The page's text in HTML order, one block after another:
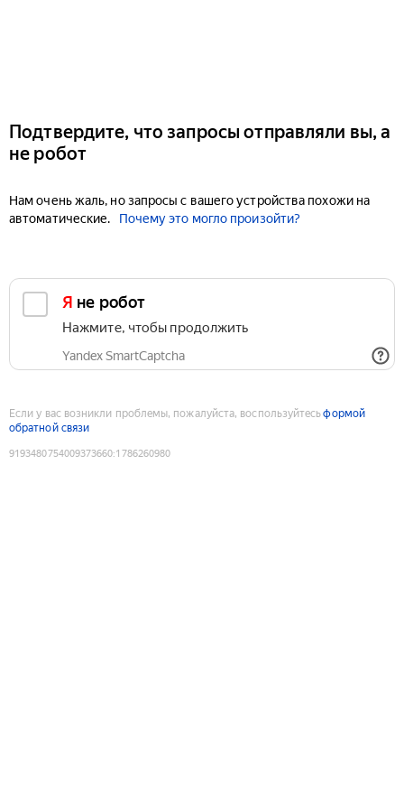
Подтвердите, что запросы отправляли вы, а
не робот
Нам очень жаль, но запросы с вашего устройства похожи на
автоматические.
Почему это могло произойти?
Я не робот
Нажмите, чтобы продолжить
Yandex SmartCaptcha
Если у вас возникли проблемы, пожалуйста, воспользуйтесьформой
обратной связи
9193480754009373660:1786260980